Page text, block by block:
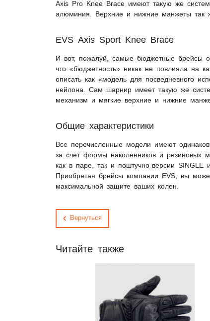
Axis Pro Knee Brace имеют такую же
алюминия. Верхние и нижние манжеты так
EVS Axis Sport Knee Brace
И вот, пожалуй, самые бюджетные брейсы
что «бюджетность» никак не повлияла на
описать как «модель для посведневного
нейлона. Сам шарнир имеет такую же
механизм и мягкие верхние и нижние
Общие характеристики
Все перечисленные модели имеют
за счет формы наколенников и резиновых
как в паре, так и поштучно-версии SINGLE
Приобретая брейсы компании EVS, вы
максимальной защите ваших колен.
Вернуться
Читайте также